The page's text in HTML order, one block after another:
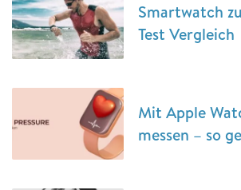
Smartwatch
Test Vergleich
Mit Apple
messen – so